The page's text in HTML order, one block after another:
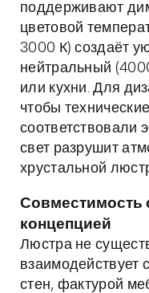
поддерживают
цветовой
3000 К) создаёт
нейтральный
или кухни. Для
чтобы
соответствовали
свет разрушит
хрустальной
Совместимость
концепцией
Люстра не
взаимодействует
стен, фактурой